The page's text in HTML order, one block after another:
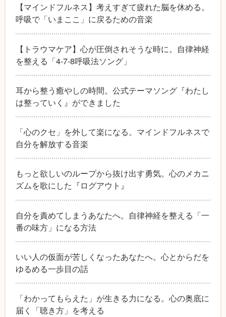
【マインドフルネス】考えすぎて疲れた脳を休める。
呼吸で「いまここ」に戻るための音楽
【トラウマケア】心が圧倒されそうな時に。自律神経
を整える「4-7-8呼吸法ソング」
耳から整う癒やしの時間。公式テーマソング『わたし
は整っていく』ができました
「心のクセ」を外して楽になる。マインドフルネスで
自分を解放する音楽
もっと欲しいのループから抜け出す勇気。心のメカニ
ズムを歌にした『ログアウト』
自分を責めてしまうあなたへ。自律神経を整える「一
番の味方」になる方法
いい人の仮面が苦しくなったあなたへ。心とからだを
ゆるめる一歩目の話
「わかってもらえた」が生きる力になる。心の奥底に
届く「聴き方」を考える